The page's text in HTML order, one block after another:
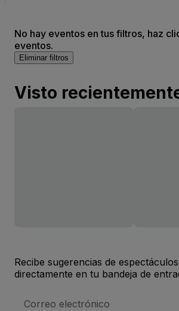
No hay eventos en tus filtros, haz
eventos.
Eliminar filtros
Visto
Recibe sugerencias de
directamente en tu bandeja de
de